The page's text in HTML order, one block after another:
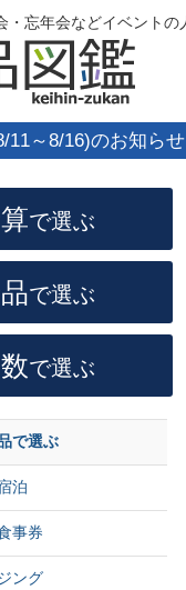
忘年会などイベントの
11～8/16)のお知らせ
で選ぶ
で選ぶ
で選ぶ
で選ぶ
泊
事券
ング